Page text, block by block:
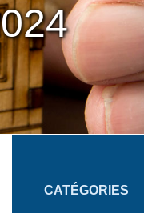
CATÉGORIES